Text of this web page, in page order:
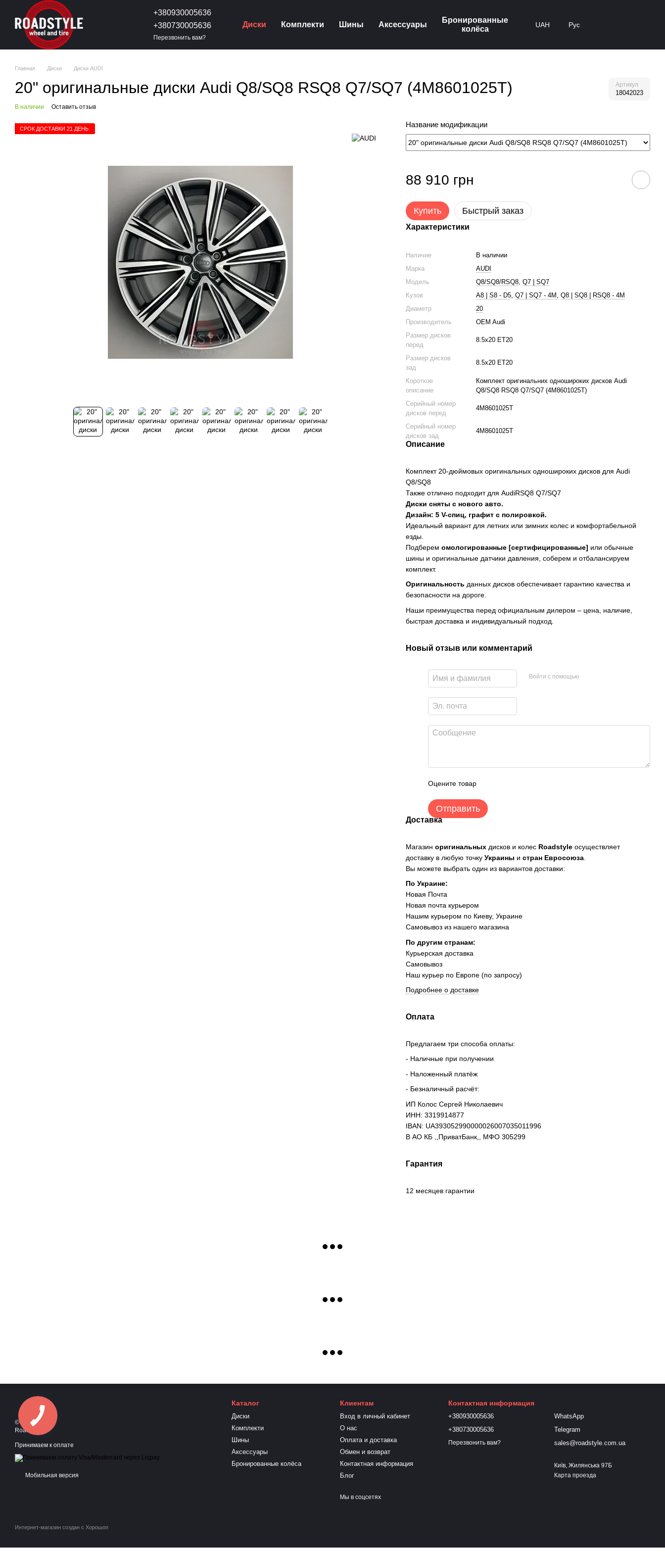
Перейти к основному контенту
+380930005636
+380730005636
Перезвонить вам?
Диски Комплекти Шины Аксессуары
Бронированные
колёса
UAH Рус
Главная Диски Диски AUDI
20" оригинальные диски Audi Q8/SQ8 RSQ8 Q7/SQ7 (4M8601025T) Артикул
18042023
В наличии Оставить отзыв
СРОК ДОСТАВКИ 21 ДЕНЬ Название модификации
88 910 грн
Купить Быстрый заказ
Характеристики
Наличие
В наличии
Марка
AUDI
Модель
Q8/SQ8/RSQ8,Q7 | SQ7
Кузов
A8 | S8 - D5,Q7 | SQ7 - 4M ,Q8 | SQ8 | RSQ8 - 4M
Диаметр
20
Производитель
OEM Audi
Размер дисков
перед
8.5х20 ЕТ20
Размер дисков
зад
8.5х20 ЕТ20
Короткое
описание
Комплект оригинальних одношироких дисков Audi
Q8/SQ8 RSQ8 Q7/SQ7 (4M8601025T)
Серийный номер
дисков перед
4M8601025T
Серийный номер
дисков зад
4M8601025T
Описание
Комплект 20-дюймовых оригинальных одношироких дисков для Audi
Q8/SQ8
Также отлично подходит для AudiRSQ8 Q7/SQ7
Диски сняты с нового авто.
Дизайн: 5 V-спиц, графит с полировкой.
Идеальный вариант для летних или зимних колес и комфортабельной
езды.
Подберемомологированные [сертифицированные] или обычные
шины и оригинальные датчики давления, соберем и отбалансируем
комплект.
Оригинальность данных дисков обеспечивает гарантию качества и
безопасности на дороге.
Наши преимущества перед официальным дилером – цена, наличие,
быстрая доставка и индивидуальный подход.
Новый отзыв или комментарий
Войти с помощью
Оцените товар
Отправить
Доставка
Магазиноригинальных дисков и колес Roadstyle осуществляет
доставку в любую точкуУкраины истран Евросоюза
Вы можете выбрать один из вариантов доставки:
По Украине:
Новая Почта
Новая почта курьером
Нашим курьером по Киеву, Украине
Самовывоз из нашего магазина
По другим странам:
Курьерская доставка
Самовывоз
Наш курьер по Европе (по запросу)
Подробнее о доставке
Оплата
Предлагаем три способа оплаты:
- Наличные при получении
- Наложенный платёж
- Безналичный расчёт:
ИП Колос Сергей Николаевич
ИНН: 3319914877
IBAN: UA393052990000026007035011996
В АО КБ ,,ПриватБанк,, МФО 305299
Гарантия
12 месяцев гарантии
© 2016—2026
Roadstyle
Принимаем к оплате
Мобильная версия
Интернет-магазин создан с Хорошоп
Каталог
Диски
Комплекти
Шины
Аксессуары
Бронированные колёса
Клиентам
Вход в личный кабинет
О нас
Оплата и доставка
Обмен и возврат
Контактная информация
Блог
Мы в соцсетях
Контактная информация
+380930005636
+380730005636
Перезвонить вам?
WhatsApp
Telegram
sales@roadstyle.com.ua
Київ, Жилянська 97Б
Карта проезда